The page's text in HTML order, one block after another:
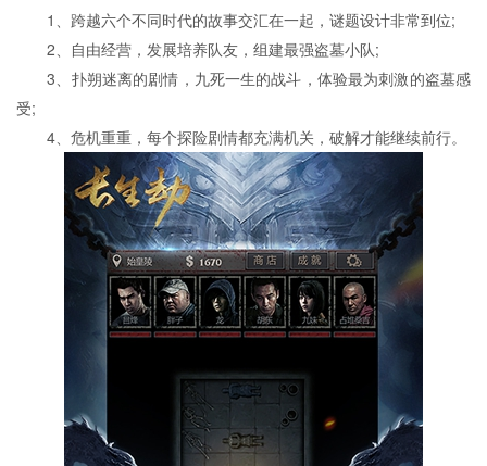
1、跨越六个不同时代的故事交汇在一起，谜题设计非常到位;
2、自由经营，发展培养队友，组建最强盗墓小队;
3、扑朔迷离的剧情，九死一生的战斗，体验最为刺激的盗墓感
受;
4、危机重重，每个探险剧情都充满机关，破解才能继续前行。